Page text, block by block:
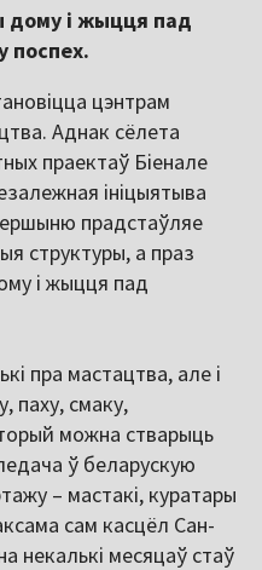
дому і жыцця пад
поспех.
цэнтрам
Аднак сёлета
праектаў Біенале
ініцыятыва
прадстаўляе
структуры, а праз
і жыцця пад
пра мастацтва, але і
паху, смаку,
можна стварыць
ў беларускую
– мастакі, куратары
сам касцёл Сан-
некалькі месяцаў стаў